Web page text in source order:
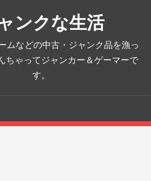
ンクな生活
ムなどの中古・ジャンク品を漁っ
ちゃってジャンカー＆ゲーマーで
す。